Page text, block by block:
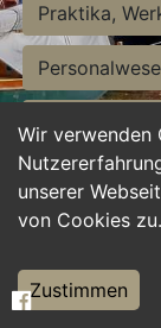
Wir verwenden
unserer
von Cookies zu.
Zustimmen
Praktika,
Hilfskräfte,
Einkauf,
Tourismus